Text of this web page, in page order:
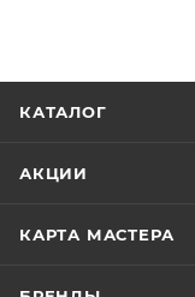
КАТАЛОГ
АКЦИИ
КАРТА МАСТЕРА